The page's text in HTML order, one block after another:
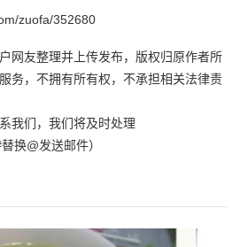
zuofa/352680
网友整理并上传发布，版权归原作者所
务，不拥有所有权，不承担相关法律责
我们，我们将及时处理
换@发送邮件）